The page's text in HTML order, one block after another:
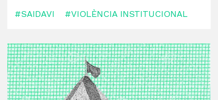
#SAIDAVI #VIOLÈNCIA INSTITUCIONAL